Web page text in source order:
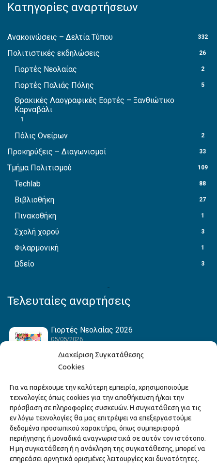
Διαχείριση Συγκατάθεσης
Cookies
Για να παρέχουμε την καλύτερη εμπειρία, χρησιμοποιούμε
τεχνολογίες όπως cookies για την αποθήκευση ή/και την
πρόσβαση σε πληροφορίες συσκευών. Η συγκατάθεση για τις
εν λόγω τεχνολογίες θα μας επιτρέψει να επεξεργαστούμε
δεδομένα προσωπικού χαρακτήρα, όπως συμπεριφορά
περιήγησης ή μοναδικά αναγνωριστικά σε αυτόν τον ιστότοπο.
Η μη συγκατάθεση ή η ανάκληση της συγκατάθεσης, μπορεί να
επηρεάσει αρνητικά ορισμένες λειτουργίες και δυνατότητες.
Κατηγορίες αναρτήσεων
Ανακοινώσεις – Δελτία Τύπου 332
Πολιτιστικές εκδηλώσεις 26
Γιορτές Νεολαίας 2
Γιορτές Παλιάς Πόλης 5
Θρακικές Λαογραφικές Εορτές – Ξανθιώτικο
Καρναβάλι
1
Πόλις Ονείρων 2
Προκηρύξεις – Διαγωνισμοί 33
Τμήμα Πολιτισμού 109
Techlab 88
Βιβλιοθήκη 27
Πινακοθήκη 1
Σχολή χορού 3
Φιλαρμονική 1
Ωδείο 3
Τελευταίες αναρτήσεις
Γιορτές Νεολαίας 2026
05/05/2026
Hack the Match: Γνωρίζοντας τα Αμερικανικά
Αθλήματα! Δημιουργώντας το Δικό σου
Game Story!
22/04/2026
Ξάνθη – Πόλις Ονείρων Μουσικών Σχολείων
2026
15/04/2026